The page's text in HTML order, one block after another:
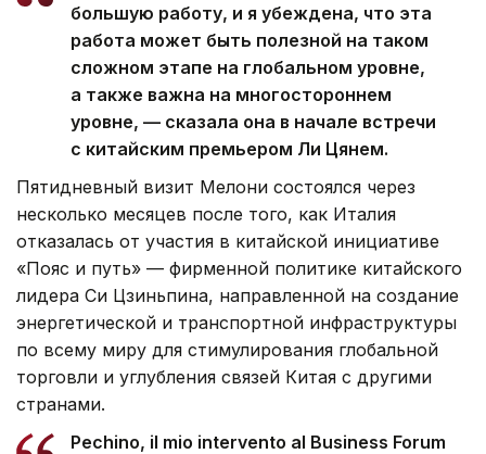
большую работу, и я убеждена, что эта
работа может быть полезной на таком
сложном этапе на глобальном уровне,
а также важна на многостороннем
уровне, — сказала она в начале встречи
с китайским премьером Ли Цянем.
Пятидневный визит Мелони состоялся через
несколько месяцев после того, как Италия
отказалась от участия в китайской инициативе
«Пояс и путь» — фирменной политике китайского
лидера Си Цзиньпина, направленной на создание
энергетической и транспортной инфраструктуры
по всему миру для стимулирования глобальной
торговли и углубления связей Китая с другими
странами.
Pechino, il mio intervento al Business Forum